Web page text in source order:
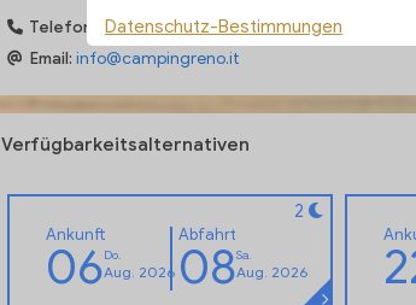
Telefon:
+39 0544 445020
Email:info@campingreno.it
Verfügbarkeitsalternativen
2
Ankunft
06Do.
Aug. 2026
Abfahrt
08Sa.
Aug. 2026
Datenschutz-Bestimmungen